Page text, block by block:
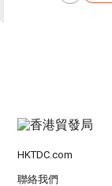
HKTDC.com
聯絡我們